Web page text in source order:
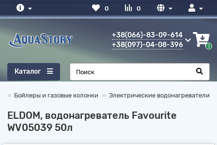
0
0
+38(066)-83-09-614
+38(097)-04-08-396
0
Каталог
Бойлеры и газовые колонки Электрические водонагреватели
ELDOM, водонагреватель Favourite
WV05039 50л